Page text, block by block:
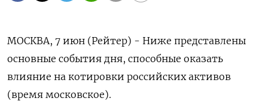
МОСКВА, 7 июн (Рейтер) - Ниже представлены
основные события дня, способные оказать
влияние на котировки российских активов
(время московское).